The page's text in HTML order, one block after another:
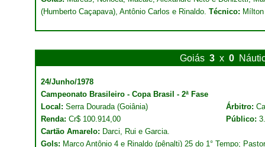
(Humberto Caçapava), Antônio Carlos e Rinaldo. Técnico:
Goiás 3 x 0
24/Junho/1978
Campeonato Brasileiro - Copa Brasil - 2ª Fase
Local: Serra Dourada (Goiânia) Árbitro:
Renda: Cr$ 100.914,00 Público:
Cartão Amarelo: Darci, Rui e Garcia.
Gols: Marco Antônio 4 e Rinaldo (pênalti) 25 do 1° Tempo;